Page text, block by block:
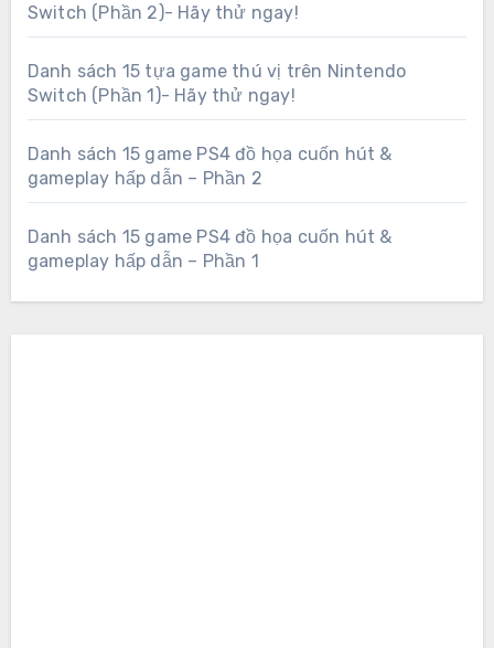
Switch (Phần 2)- Hãy thử ngay!
Danh sách 15 tựa game thú vị trên Nintendo
Switch (Phần 1)- Hãy thử ngay!
Danh sách 15 game PS4 đồ họa cuốn hút &
gameplay hấp dẫn – Phần 2
Danh sách 15 game PS4 đồ họa cuốn hút &
gameplay hấp dẫn – Phần 1